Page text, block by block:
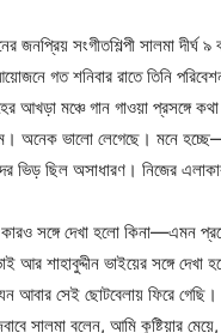
জনপ্রিয় সংগীতশিল্পী সালমা
গত শনিবার রাতে তিনি
আখড়া মঞ্চে গান গাওয়া প্রসঙ্গে
অনেক ভালো লেগেছে। মনে
ভিড় ছিল অসাধারণ। নিজের
সঙ্গে দেখা হলো কিনা—এমন
আর শাহাবুদ্দীন ভাইয়ের সঙ্গে
আবার সেই ছোটবেলায় ফিরে
সালমা বলেন, আমি কুষ্টিয়ার